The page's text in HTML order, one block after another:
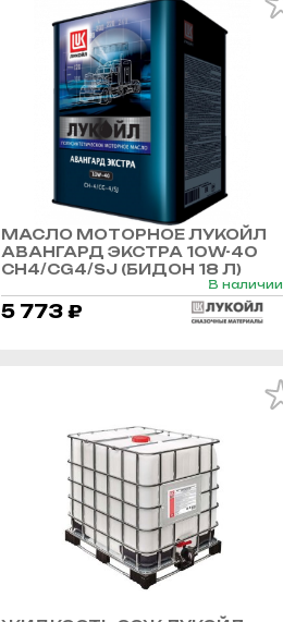
МАСЛО МОТОРНОЕ ЛУКОЙЛ
АВАНГАРД ЭКСТРА 10W-40
CH4/CG4/SJ (БИДОН 18 Л)
В наличии
5 773 ₽